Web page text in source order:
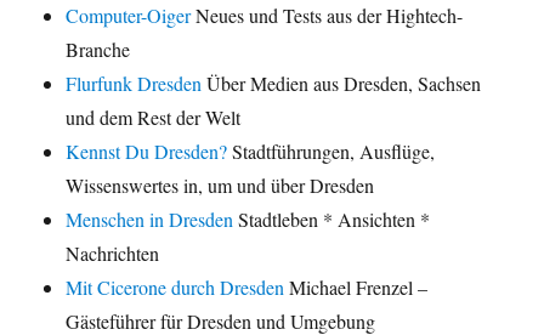
Computer-OigerNeues und Tests aus der Hightech-
Branche
Flurfunk Dresden Über Medien aus Dresden, Sachsen
und dem Rest der Welt
Kennst Du Dresden?Stadtführungen, Ausflüge,
Wissenswertes in, um und über Dresden
Menschen in Dresden Stadtleben * Ansichten *
Nachrichten
Mit Cicerone durch Dresden Michael Frenzel –
Gästeführer für Dresden und Umgebung